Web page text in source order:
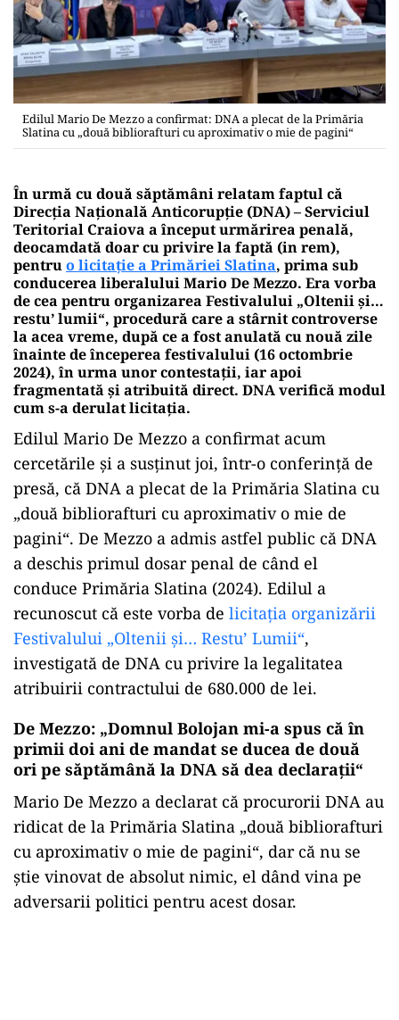
Edilul Mario De Mezzo a confirmat: DNA a plecat de la Primăria
Slatina cu „două bibliorafturi cu aproximativ o mie de pagini“
În urmă cu două săptămâni relatam faptul că
Direcția Națională Anticorupție (DNA) – Serviciul
Teritorial Craiova a început urmărirea penală,
deocamdată doar cu privire la faptă (in rem),
pentruo licitație a Primăriei Slatina, prima sub
conducerea liberalului Mario De Mezzo. Era vorba
de cea pentru organizarea Festivalului „Oltenii și…
restu’ lumii“, procedură care a stârnit controverse
la acea vreme, după ce a fost anulată cu nouă zile
înainte de începerea festivalului (16 octombrie
2024), în urma unor contestații, iar apoi
fragmentată și atribuită direct. DNA verifică modul
cum s-a derulat licitația.
Edilul Mario De Mezzo a confirmat acum
cercetările și a susținut joi, într-o conferință de
presă, că DNA a plecat de la Primăria Slatina cu
„două bibliorafturi cu aproximativ o mie de
pagini“. De Mezzo a admis astfel public că DNA
a deschis primul dosar penal de când el
conduce Primăria Slatina (2024). Edilul a
recunoscut că este vorba de licitația organizării
Festivalului „Oltenii și… Restu’ Lumii“,
investigată de DNA cu privire la legalitatea
atribuirii contractului de 680.000 de lei.
De Mezzo: „Domnul Bolojan mi-a spus că în
primii doi ani de mandat se ducea de două
ori pe săptămână la DNA să dea declarații“
Mario De Mezzo a declarat că procurorii DNA au
ridicat de la Primăria Slatina „două bibliorafturi
cu aproximativ o mie de pagini“, dar că nu se
ştie vinovat de absolut nimic, el dând vina pe
adversarii politici pentru acest dosar.